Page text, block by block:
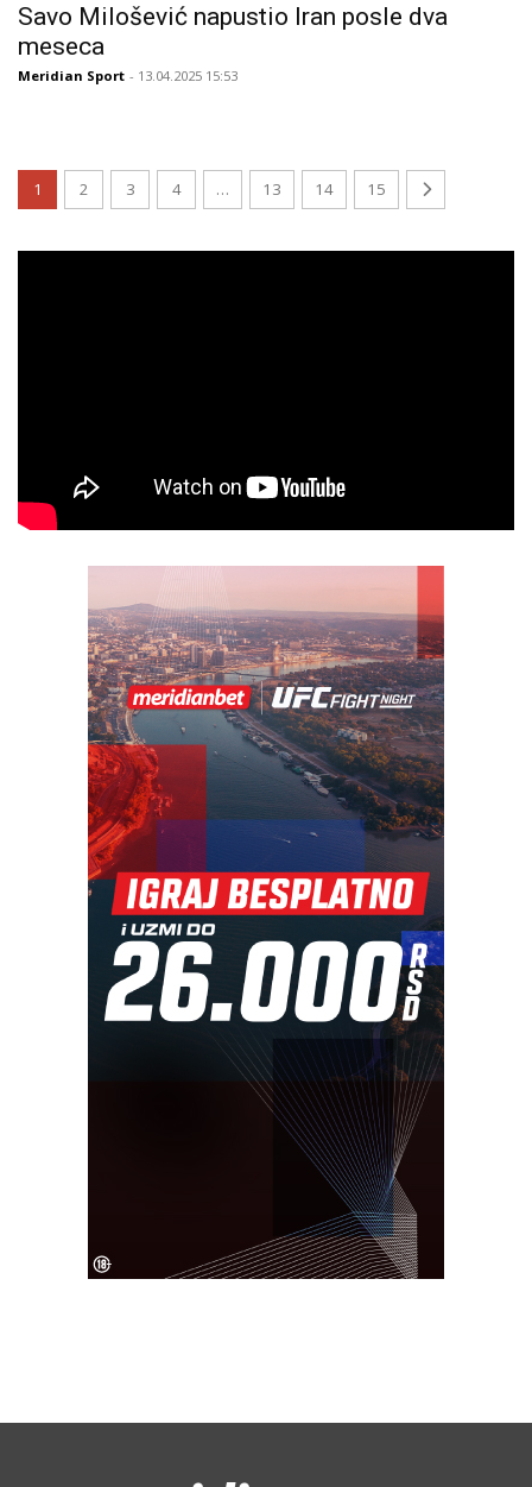
Savo Milošević napustio Iran posle dva
meseca
Meridian Sport - 13.04.2025 15:53
1 2 3 4 … 13 14 15